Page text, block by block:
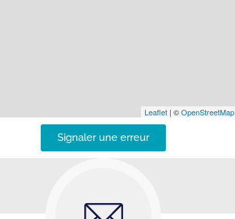
Leaflet | ©OpenStreetMap
Signaler une erreur